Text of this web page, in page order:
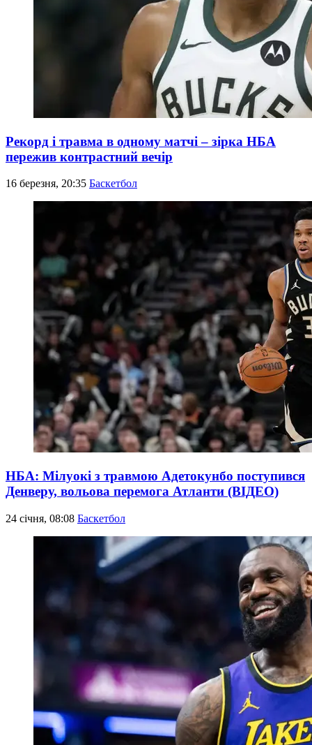
Рекорд і травма в одному матчі – зірка НБА
пережив контрастний вечір
16 березня, 20:35 Баскетбол
НБА: Мілуокі з травмою Адетокунбо поступився
Денверу, вольова перемога Атланти (ВІДЕО)
24 січня, 08:08 Баскетбол